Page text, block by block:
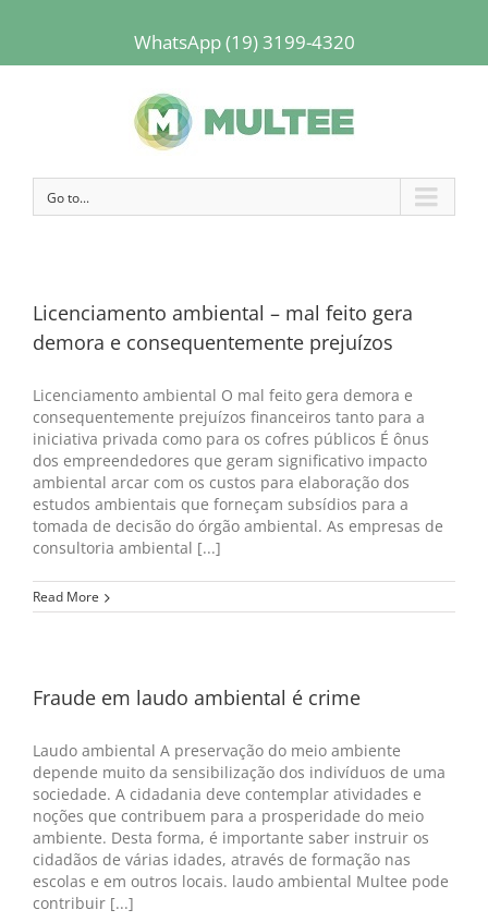
WhatsApp (19) 3199-4320
Go to...
Licenciamento ambiental – mal feito gera
demora e consequentemente prejuízos
Licenciamento ambiental O mal feito gera demora e
consequentemente prejuízos financeiros tanto para a
iniciativa privada como para os cofres públicos É ônus
dos empreendedores que geram significativo impacto
ambiental arcar com os custos para elaboração dos
estudos ambientais que forneçam subsídios para a
tomada de decisão do órgão ambiental. As empresas de
consultoria ambiental [...]
Read More
Fraude em laudo ambiental é crime
Laudo ambiental A preservação do meio ambiente
depende muito da sensibilização dos indivíduos de uma
sociedade. A cidadania deve contemplar atividades e
noções que contribuem para a prosperidade do meio
ambiente. Desta forma, é importante saber instruir os
cidadãos de várias idades, através de formação nas
escolas e em outros locais. laudo ambiental Multee pode
contribuir [...]